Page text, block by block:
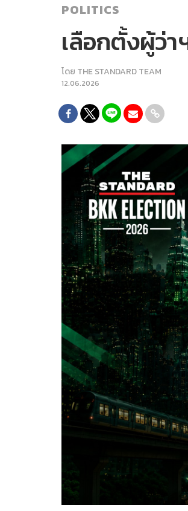
POLITICS
เลือกตั้งผู้ว่า
โดย THE STANDARD TEAM
12.06.2026